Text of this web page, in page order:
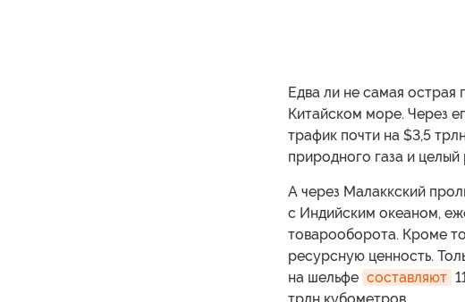
Едва ли не самая
Китайском море. Через
трафик почти на $3,5
природного газа и
А через Малаккский
с Индийским океаном,
товарооборота. Кроме
ресурсную ценность.
на шельфе составляют